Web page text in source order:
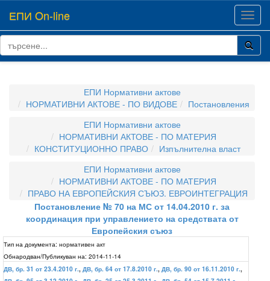
ЕПИ On-line
ЕПИ Нормативни актове
НОРМАТИВНИ АКТОВЕ - ПО ВИДОВЕ
Постановления
ЕПИ Нормативни актове
НОРМАТИВНИ АКТОВЕ - ПО МАТЕРИЯ
КОНСТИТУЦИОННО ПРАВО
Изпълнителна власт
ЕПИ Нормативни актове
НОРМАТИВНИ АКТОВЕ - ПО МАТЕРИЯ
ПРАВО НА ЕВРОПЕЙСКИЯ СЪЮЗ. ЕВРОИНТЕГРАЦИЯ
Постановление № 70 на МС от 14.04.2010 г. за
координация при управлението на средствата от
Европейския съюз
Тип на документа: нормативен акт
Обнародван/Публикуван на: 2014-11-14
ДВ, бр. 31 от 23.4.2010 г., ДВ, бр. 64 от 17.8.2010 г., ДВ, бр. 90 от 16.11.2010 г.,